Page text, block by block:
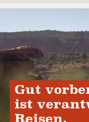
Gut
ist
Reisen.